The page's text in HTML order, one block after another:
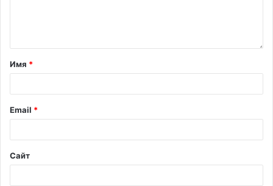
Имя *
Email *
Сайт